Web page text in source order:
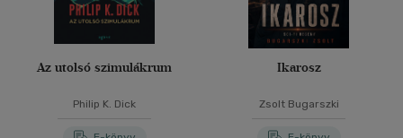
Az utolsó szimulákrum
Philip K. Dick
Ikarosz
Zsolt Bugarszki